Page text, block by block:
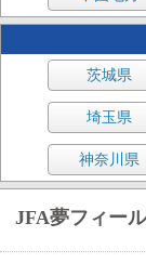
茨城県
埼玉県
神奈川県
JFA夢フィー